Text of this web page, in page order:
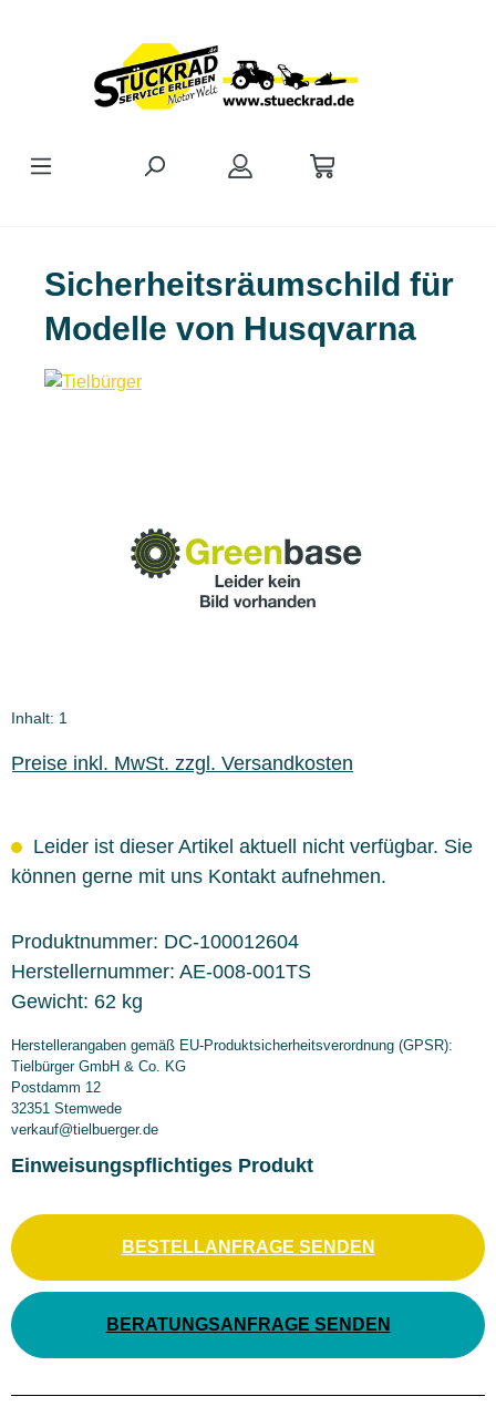
Sicherheitsräumschild für
Modelle von Husqvarna
Inhalt: 1
Preise inkl. MwSt. zzgl. Versandkosten
Leider ist dieser Artikel aktuell nicht verfügbar. Sie
können gerne mit uns Kontakt aufnehmen.
Produktnummer: DC-100012604
Herstellernummer: AE-008-001TS
Gewicht: 62 kg
Herstellerangaben gemäß EU-Produktsicherheitsverordnung (GPSR):
Tielbürger GmbH & Co. KG
Postdamm 12
32351 Stemwede
verkauf@tielbuerger.de
Einweisungspflichtiges Produkt
BESTELLANFRAGE SENDEN
BERATUNGSANFRAGE SENDEN